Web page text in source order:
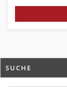
SUCHE